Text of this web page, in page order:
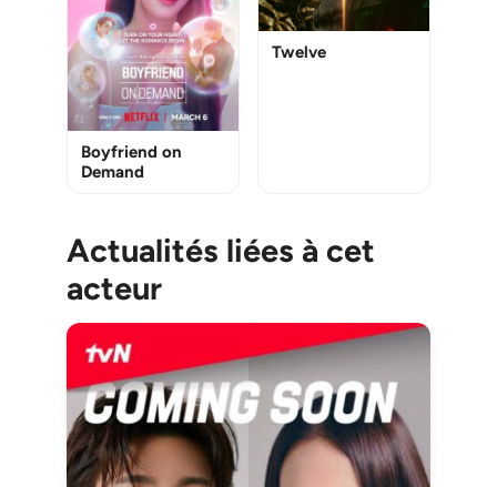
Boyfriend on
Demand
Twelve
Actualités liées à cet
acteur